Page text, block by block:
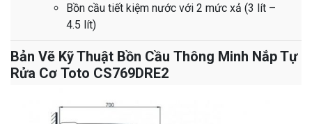
Bồn cầu tiết kiệm nước với 2 mức xả (3 lít –
4.5 lít)
Bản Vẽ Kỹ Thuật Bồn Cầu Thông Minh Nắp Tự
Rửa Cơ Toto CS769DRE2